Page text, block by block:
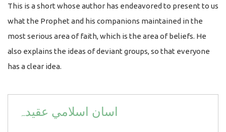
This is a short whose author has endeavored to present to us
what the Prophet and his companions maintained in the
most serious area of faith, which is the area of beliefs. He
also explains the ideas of deviant groups, so that everyone
has a clear idea.
اﺳﺎن اﺳﻼﻣﻲ عقیدہ